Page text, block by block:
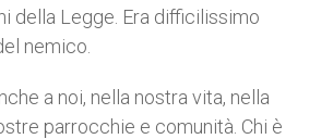
della Legge. Era difficilissimo
nemico.
a noi, nella nostra vita, nella
parrocchie e comunità. Chi è